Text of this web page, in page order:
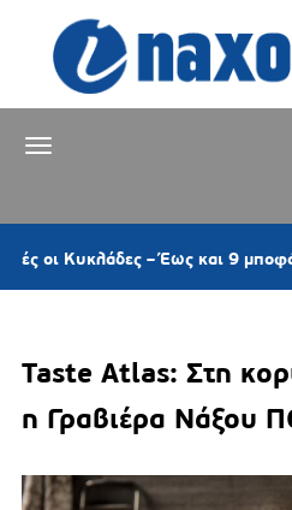
– Έως και 9 μποφόρ τις
Taste Atlas: Στη
η Γραβιέρα Νάξου